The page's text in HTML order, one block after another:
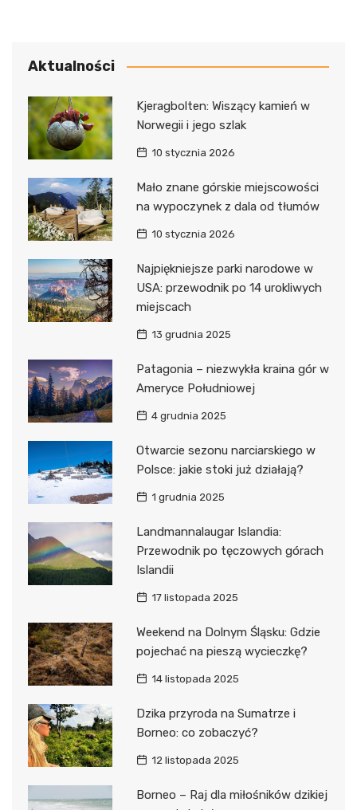
Aktualności
Kjeragbolten: Wiszący kamień w
Norwegii i jego szlak
10 stycznia 2026
Mało znane górskie miejscowości
na wypoczynek z dala od tłumów
10 stycznia 2026
Najpiękniejsze parki narodowe w
USA: przewodnik po 14 urokliwych
miejscach
13 grudnia 2025
Patagonia – niezwykła kraina gór w
Ameryce Południowej
4 grudnia 2025
Otwarcie sezonu narciarskiego w
Polsce: jakie stoki już działają?
1 grudnia 2025
Landmannalaugar Islandia:
Przewodnik po tęczowych górach
Islandii
17 listopada 2025
Weekend na Dolnym Śląsku: Gdzie
pojechać na pieszą wycieczkę?
14 listopada 2025
Dzika przyroda na Sumatrze i
Borneo: co zobaczyć?
12 listopada 2025
Borneo – Raj dla miłośników dzikiej